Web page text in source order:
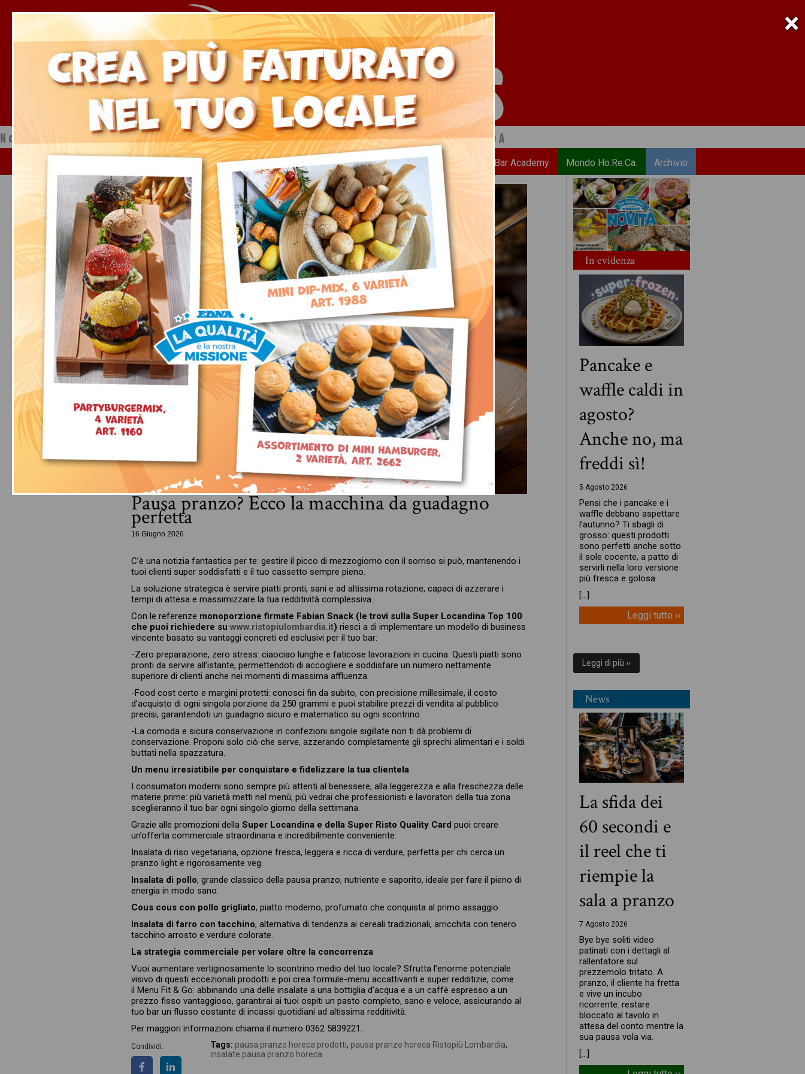
×
Notizie dal mondo della ristorazione a cura di Ristopiù Lombardia SpA
Chi Siamo News Ricette Bar Academy Mondo Ho.Re.Ca. Archivio
Pausa pranzo? Ecco la macchina da guadagno
perfetta
16 Giugno 2026
C’è una notizia fantastica per te: gestire il picco di mezzogiorno con il sorriso si può, mantenendo i
tuoi clienti super soddisfatti e il tuo cassetto sempre pieno.
La soluzione strategica è servire piatti pronti, sani e ad altissima rotazione, capaci di azzerare i
tempi di attesa e massimizzare la tua redditività complessiva.
Con le referenze monoporzione firmate Fabian Snack (le trovi sulla Super Locandina Top 100
che puoi richiedere su www.ristopiulombardia.it) riesci a di implementare un modello di business
vincente basato su vantaggi concreti ed esclusivi per il tuo bar:
-Zero preparazione, zero stress: ciaociao lunghe e faticose lavorazioni in cucina. Questi piatti sono
pronti da servire all’istante, permettendoti di accogliere e soddisfare un numero nettamente
superiore di clienti anche nei momenti di massima affluenza.
-Food cost certo e margini protetti: conosci fin da subito, con precisione millesimale, il costo
d’acquisto di ogni singola porzione da 250 grammi e puoi stabilire prezzi di vendita al pubblico
precisi, garantendoti un guadagno sicuro e matematico su ogni scontrino.
-La comoda e sicura conservazione in confezioni singole sigillate non ti dà problemi di
conservazione. Proponi solo ciò che serve, azzerando completamente gli sprechi alimentari e i soldi
buttati nella spazzatura.
Un menu irresistibile per conquistare e fidelizzare la tua clientela
I consumatori moderni sono sempre più attenti al benessere, alla leggerezza e alla freschezza delle
materie prime: più varietà metti nel menù, più vedrai che professionisti e lavoratori della tua zona
sceglieranno il tuo bar ogni singolo giorno della settimana.
Grazie alle promozioni della Super Locandina e della Super Risto Quality Card puoi creare
un’offerta commerciale straordinaria e incredibilmente conveniente:
Insalata di riso vegetariana, opzione fresca, leggera e ricca di verdure, perfetta per chi cerca un
pranzo light e rigorosamente veg.
Insalata di pollo, grande classico della pausa pranzo, nutriente e saporito, ideale per fare il pieno di
energia in modo sano.
Cous cous con pollo grigliato, piatto moderno, profumato che conquista al primo assaggio.
Insalata di farro con tacchino, alternativa di tendenza ai cereali tradizionali, arricchita con tenero
tacchino arrosto e verdure colorate.
La strategia commerciale per volare oltre la concorrenza
Vuoi aumentare vertiginosamente lo scontrino medio del tuo locale? Sfrutta l’enorme potenziale
visivo di questi eccezionali prodotti e poi crea formule-menu accattivanti e super redditizie, come
il Menu Fit & Go: abbinando una delle insalate a una bottiglia d’acqua e a un caffè espresso a un
prezzo fisso vantaggioso, garantirai ai tuoi ospiti un pasto completo, sano e veloce, assicurando al
tuo bar un flusso costante di incassi quotidiani ad altissima redditività.
Per maggiori informazioni chiama il numero 0362 5839221.
Condividi: Tags: pausa pranzo horeca prodotti, pausa pranzo horeca Ristopiù Lombardia,
insalate pausa pranzo horeca
In evidenza
Pancake e
waffle caldi in
agosto?
Anche no, ma
freddi sì!
5 Agosto 2026
Pensi che i pancake e i
waffle debbano aspettare
l’autunno? Ti sbagli di
grosso: questi prodotti
sono perfetti anche sotto
il sole cocente, a patto di
servirli nella loro versione
più fresca e golosa.
[…]
Leggi tutto ››
Leggi di più ››
News
La sfida dei
60 secondi e
il reel che ti
riempie la
sala a pranzo
7 Agosto 2026
Bye bye soliti video
patinati con i dettagli al
rallentatore sul
prezzemolo tritato. A
pranzo, il cliente ha fretta
e vive un incubo
ricorrente: restare
bloccato al tavolo in
attesa del conto mentre la
sua pausa vola via.
[…]